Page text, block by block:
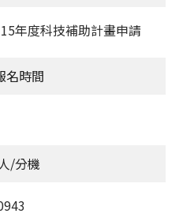
他
絮
年度科技補助計畫申請
名時間
/分機